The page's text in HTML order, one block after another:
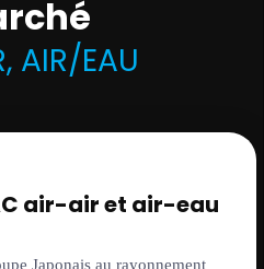
AIR/EAU
air-air et air-eau
Japonais au rayonnement